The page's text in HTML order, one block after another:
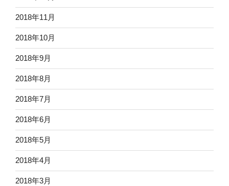
2018年11月
2018年10月
2018年9月
2018年8月
2018年7月
2018年6月
2018年5月
2018年4月
2018年3月